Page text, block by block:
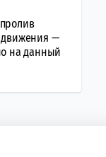
—
на данный